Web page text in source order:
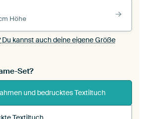
Höhe
Du kannst auch deine eigene Größe
Set?
und bedrucktes Textiltuch